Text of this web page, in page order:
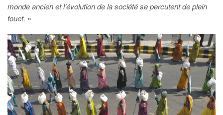
monde ancien et l’évolution de la société se percutent de plein
fouet. »